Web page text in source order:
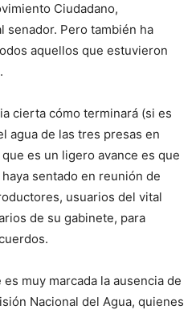
Ciudadano,
senador. Pero también ha
aquellos que estuvieron
cierta cómo terminará (si es
agua de las tres presas en
es un ligero avance es que
sentado en reunión de
usuarios del vital
de su gabinete, para
muy marcada la ausencia de
Nacional del Agua, quienes